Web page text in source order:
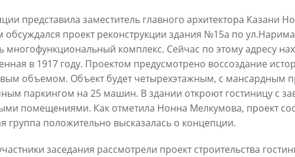
«Общее количество
но до 60
выездов в день – это все
много»
В Казани отремонтируют в этом году
15,6 км сетей «Водоканала»
27/07/2026
представила заместитель главного архитектора Казани
обсуждался проект реконструкции здания №15а по
многофункциональный комплекс. Сейчас по этому адресу
в 1917 году. Проектом предусмотрено воссоздание
объемом. Объект будет четырехэтажным, с мансардным
паркингом на 25 машин. В здании откроют гостиницу с
помещениями. Как отметила Нонна Мелкумова, проект
группа положительно высказалась о концепции.
заседания рассмотрели проект строительства